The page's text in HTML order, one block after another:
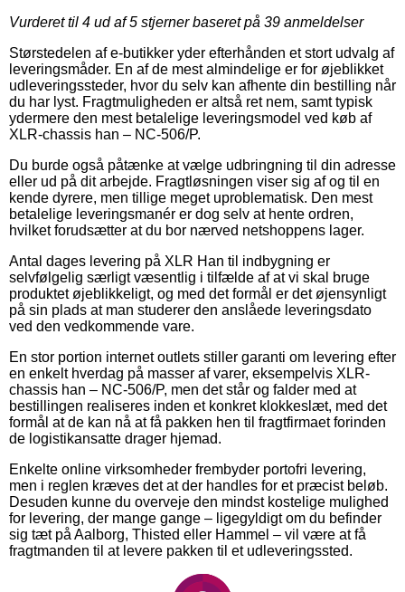
Vurderet til 4 ud af 5 stjerner baseret på 39 anmeldelser
Størstedelen af e-butikker yder efterhånden et stort udvalg af
leveringsmåder. En af de mest almindelige er for øjeblikket
udleveringssteder, hvor du selv kan afhente din bestilling når
du har lyst. Fragtmuligheden er altså ret nem, samt typisk
ydermere den mest betalelige leveringsmodel ved køb af
XLR-chassis han – NC-506/P.
Du burde også påtænke at vælge udbringning til din adresse
eller ud på dit arbejde. Fragtløsningen viser sig af og til en
kende dyrere, men tillige meget uproblematisk. Den mest
betalelige leveringsmanér er dog selv at hente ordren,
hvilket forudsætter at du bor nærved netshoppens lager.
Antal dages levering på XLR Han til indbygning er
selvfølgelig særligt væsentlig i tilfælde af at vi skal bruge
produktet øjeblikkeligt, og med det formål er det øjensynligt
på sin plads at man studerer den anslåede leveringsdato
ved den vedkommende vare.
En stor portion internet outlets stiller garanti om levering efter
en enkelt hverdag på masser af varer, eksempelvis XLR-
chassis han – NC-506/P, men det står og falder med at
bestillingen realiseres inden et konkret klokkeslæt, med det
formål at de kan nå at få pakken hen til fragtfirmaet forinden
de logistikansatte drager hjemad.
Enkelte online virksomheder frembyder portofri levering,
men i reglen kræves det at der handles for et præcist beløb.
Desuden kunne du overveje den mindst kostelige mulighed
for levering, der mange gange – ligegyldigt om du befinder
sig tæt på Aalborg, Thisted eller Hammel – vil være at få
fragtmanden til at levere pakken til et udleveringssted.